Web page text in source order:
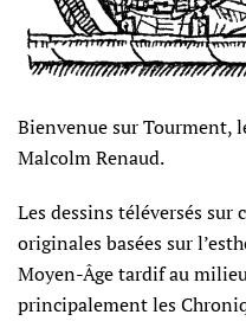
Bienvenue sur Tourment,
Malcolm Renaud.
Les dessins téléversés
originales basées sur
Moyen-Âge tardif au
principalement les